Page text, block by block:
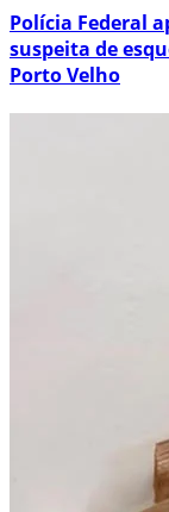
Polícia Federal
suspeita de
Porto Velho